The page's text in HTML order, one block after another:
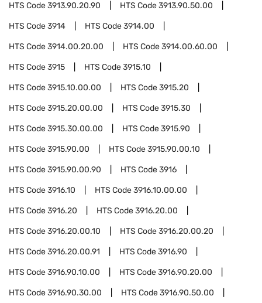
HTS Code3913.90.20.90 HTS Code3913.90.50.00
HTS Code3914 HTS Code3914.00
HTS Code3914.00.20.00 HTS Code3914.00.60.00
HTS Code3915 HTS Code3915.10
HTS Code3915.10.00.00 HTS Code3915.20
HTS Code3915.20.00.00 HTS Code3915.30
HTS Code3915.30.00.00 HTS Code3915.90
HTS Code3915.90.00 HTS Code3915.90.00.10
HTS Code3915.90.00.90 HTS Code3916
HTS Code3916.10 HTS Code3916.10.00.00
HTS Code3916.20 HTS Code3916.20.00
HTS Code3916.20.00.10 HTS Code3916.20.00.20
HTS Code3916.20.00.91 HTS Code3916.90
HTS Code3916.90.10.00 HTS Code3916.90.20.00
HTS Code3916.90.30.00 HTS Code3916.90.50.00